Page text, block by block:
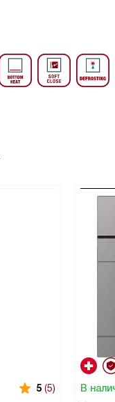
5 (5) В